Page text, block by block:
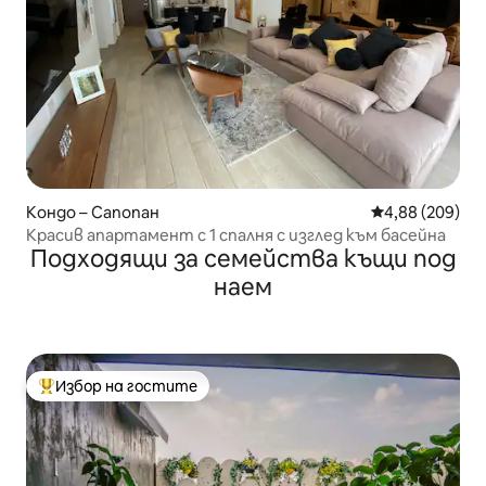
Кондо – Сапопан Средна
4,88 (209)
Красив апартамент с 1 спалня с изглед към басейна
Подходящи за семейства къщи под
наем
Най-популярен избор на гостите
Избор на гостите